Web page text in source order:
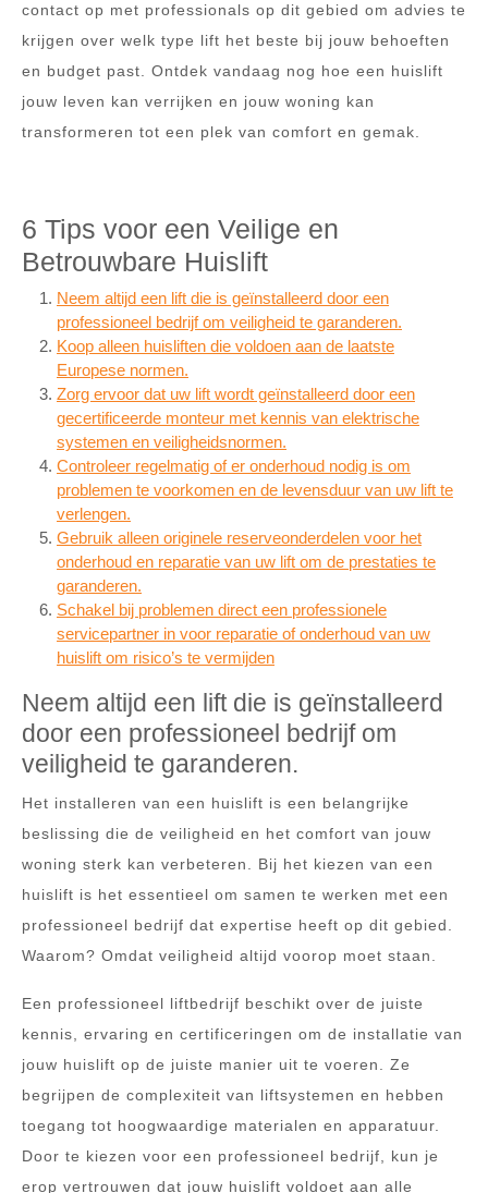
contact op met professionals op dit gebied om advies te
krijgen over welk type lift het beste bij jouw behoeften
en budget past. Ontdek vandaag nog hoe een huislift
jouw leven kan verrijken en jouw woning kan
transformeren tot een plek van comfort en gemak.
6 Tips voor een Veilige en
Betrouwbare Huislift
Neem altijd een lift die is geïnstalleerd door een
professioneel bedrijf om veiligheid te garanderen.
Koop alleen huisliften die voldoen aan de laatste
Europese normen.
Zorg ervoor dat uw lift wordt geïnstalleerd door een
gecertificeerde monteur met kennis van elektrische
systemen en veiligheidsnormen.
Controleer regelmatig of er onderhoud nodig is om
problemen te voorkomen en de levensduur van uw lift te
verlengen.
Gebruik alleen originele reserveonderdelen voor het
onderhoud en reparatie van uw lift om de prestaties te
garanderen.
Schakel bij problemen direct een professionele
servicepartner in voor reparatie of onderhoud van uw
huislift om risico’s te vermijden
Neem altijd een lift die is geïnstalleerd
door een professioneel bedrijf om
veiligheid te garanderen.
Het installeren van een huislift is een belangrijke
beslissing die de veiligheid en het comfort van jouw
woning sterk kan verbeteren. Bij het kiezen van een
huislift is het essentieel om samen te werken met een
professioneel bedrijf dat expertise heeft op dit gebied.
Waarom? Omdat veiligheid altijd voorop moet staan.
Een professioneel liftbedrijf beschikt over de juiste
kennis, ervaring en certificeringen om de installatie van
jouw huislift op de juiste manier uit te voeren. Ze
begrijpen de complexiteit van liftsystemen en hebben
toegang tot hoogwaardige materialen en apparatuur.
Door te kiezen voor een professioneel bedrijf, kun je
erop vertrouwen dat jouw huislift voldoet aan alle